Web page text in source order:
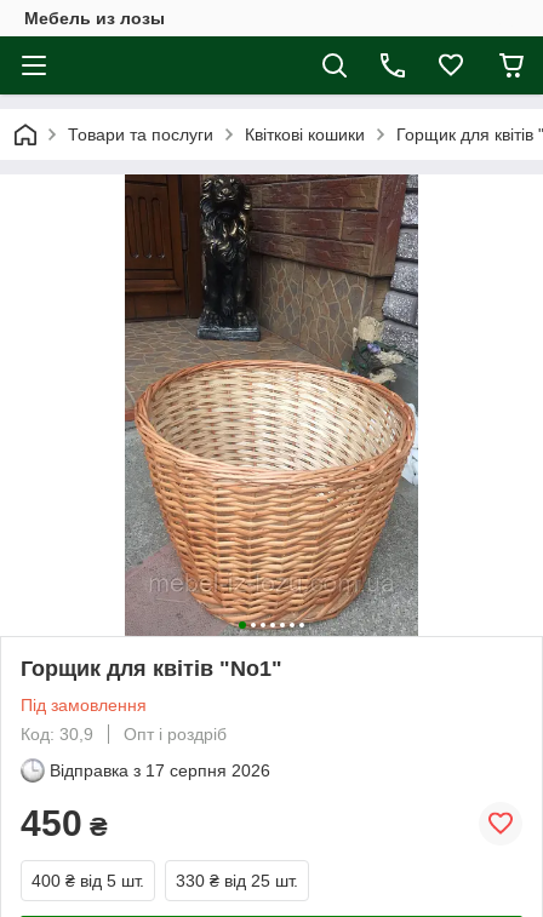
Мебель из лозы
Товари та послуги Квіткові кошики Горщик для квітів
Горщик для квітів "No1"
Під замовлення
Код: 30,9
Опт і роздріб
Відправка з 17 серпня 2026
450 ₴
400 ₴ від 5 шт. 330 ₴ від 25 шт.